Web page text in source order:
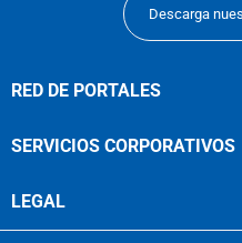
Descarga
RED DE PORTALES
SERVICIOS CORPORATIVOS
LEGAL